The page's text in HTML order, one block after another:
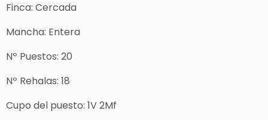
Finca: Cercada
Mancha: Entera
Nº Puestos: 20
Nº Rehalas: 18
Cupo del puesto: 1V 2Mf